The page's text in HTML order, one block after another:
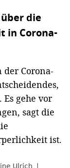
die
in Corona-
Corona-
Es gehe vor
sagt die
ist.
Ulrich